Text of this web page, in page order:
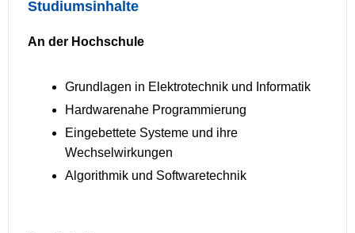
Studiumsinhalte
An der Hochschule
Grundlagen in Elektrotechnik und Informatik
Hardwarenahe Programmierung
Eingebettete Systeme und ihre
Wechselwirkungen
Algorithmik und Softwaretechnik